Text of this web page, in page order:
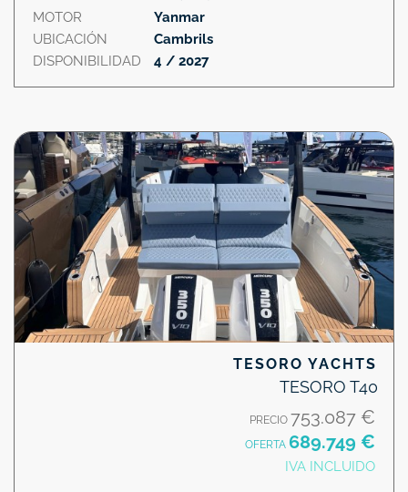
MOTOR
UBICACIÓN
DISPONIBILIDAD
Yanmar
Cambrils
4 / 2027
TESORO YACHTS
TESORO T40
PRECIO 753.087 €
OFERTA 689.749 €
IVA INCLUIDO